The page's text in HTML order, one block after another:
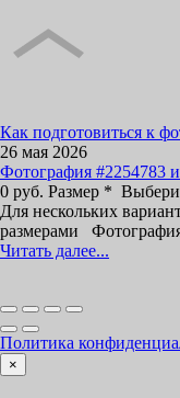
Как подготовиться к
26 мая 2026
Фотография #2254783
0 руб. Размер *
Для нескольких
размерами
Читать далее...
Политика
×